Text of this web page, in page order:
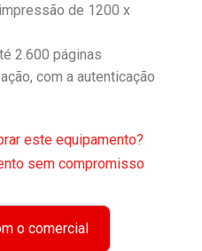
de 1200 x
2.600 páginas
com a autenticação
este equipamento?
sem compromisso
o comercial